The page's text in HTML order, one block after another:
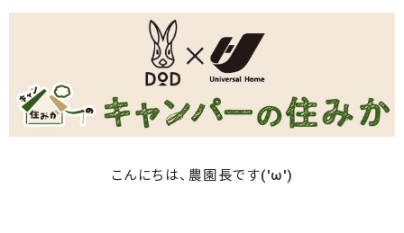
こんにちは、農園長です('ω')